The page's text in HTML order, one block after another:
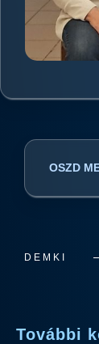
OSZD
DEMKI
További